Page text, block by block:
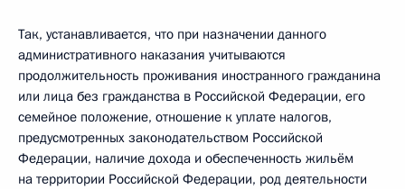
Так, устанавливается, что при назначении данного
административного наказания учитываются
продолжительность проживания иностранного гражданина
или лица без гражданства в Российской Федерации, его
семейное положение, отношение к уплате налогов,
предусмотренных законодательством Российской
Федерации, наличие дохода и обеспеченность жильём
на территории Российской Федерации, род деятельности